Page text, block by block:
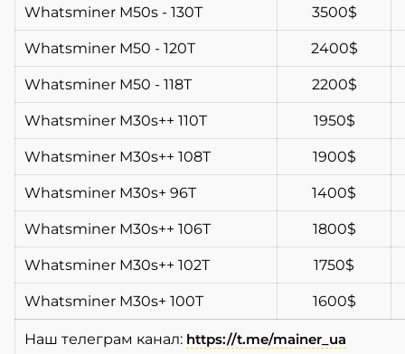
Whatsminer M50s - 130T 3500$
Whatsminer M50 - 120T 2400$
Whatsminer M50 - 118T 2200$
Whatsminer M30s++ 110T 1950$
Whatsminer M30s++ 108T 1900$
Whatsminer M30s+ 96T 1400$
Whatsminer M30s++ 106T 1800$
Whatsminer M30s++ 102T 1750$
Whatsminer M30s+ 100T 1600$
Наш телеграм канал: https://t.me/mainer_ua